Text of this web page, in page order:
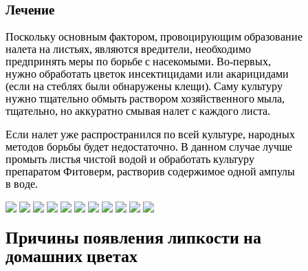
Лечение
Поскольку основным фактором, провоцирующим образование
налета на листьях, являются вредители, необходимо
предпринять меры по борьбе с насекомыми. Во-первых,
нужно обработать цветок инсектицидами или акарицидами
(если на стеблях были обнаружены клещи). Саму культуру
нужно тщательно обмыть раствором хозяйственного мыла,
тщательно, но аккуратно смывая налет с каждого листа.
Если налет уже распространился по всей культуре, народных
методов борьбы будет недостаточно. В данном случае лучше
промыть листья чистой водой и обработать культуру
препаратом Фитоверм, растворив содержимое одной ампулы
в воде.
Причины появления липкости на
домашних цветах